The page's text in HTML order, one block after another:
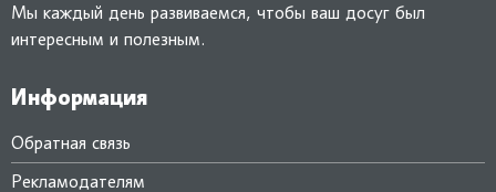
Мы каждый день развиваемся, чтобы ваш досуг был
интересным и полезным.
Информация
Обратная связь
Рекламодателям